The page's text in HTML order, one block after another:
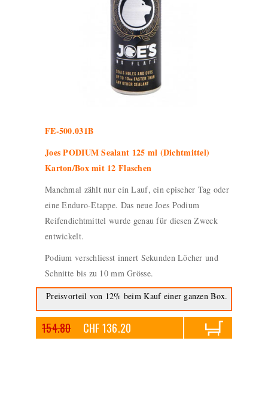
FE-500.031B
Joes PODIUM Sealant 125 ml (Dichtmittel)
Karton/Box mit 12 Flaschen
Manchmal zählt nur ein Lauf, ein epischer Tag oder
eine Enduro-Etappe. Das neue Joes Podium
Reifendichtmittel wurde genau für diesen Zweck
entwickelt.
Podium verschliesst innert Sekunden Löcher und
Schnitte bis zu 10 mm Grösse.
Preisvorteil von 12% beim Kauf einer ganzen Box.
154.80 CHF 136.20